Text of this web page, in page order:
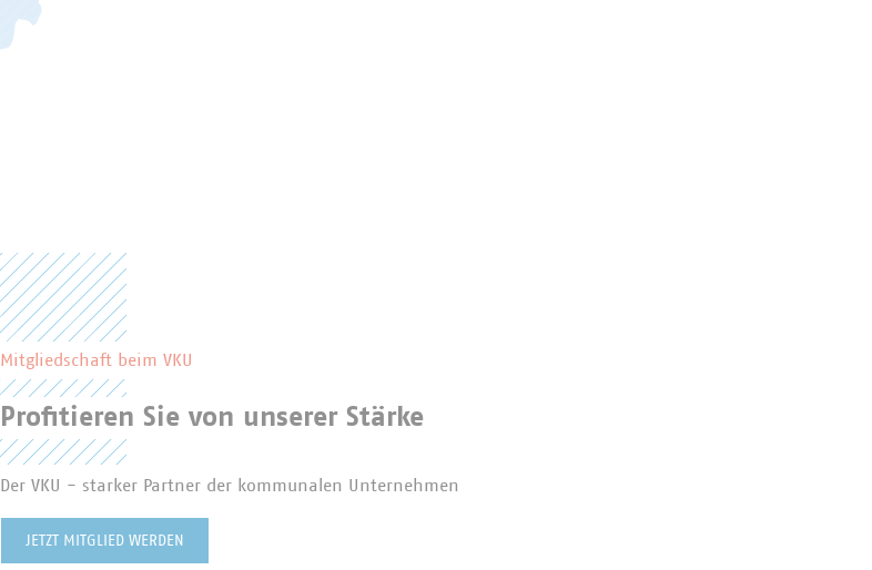
Mitgliedschaft beim VKU
Profitieren Sie von unserer Stärke
Der VKU - starker Partner der kommunalen Unternehmen
JETZT MITGLIED WERDEN